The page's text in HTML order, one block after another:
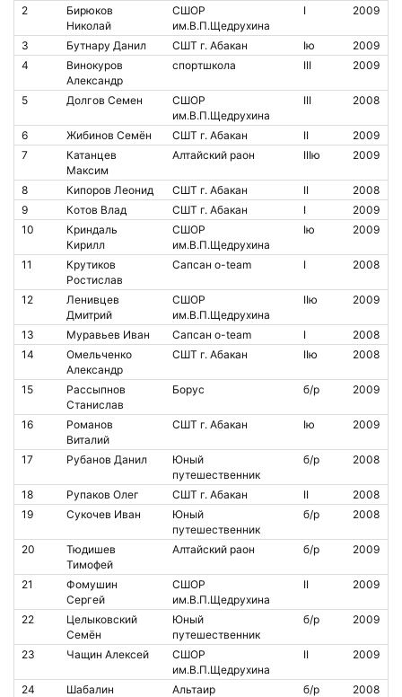
2
Бирюков
Николай
СШОР
им.В.П.Щедрухина
I 2009
3 Бутнару Данил СШТ г. Абакан Iю
2009
4
Винокуров
Александр
спортшкола III 2009
5 Долгов Семен
СШОР
им.В.П.Щедрухина
III 2008
6 Жибинов Семён СШТ г. Абакан II
2009
7
Катанцев
Максим
Алтайский раон IIIю 2009
8 Кипоров Леонид СШТ г. Абакан II
2008
9
Котов Влад СШТ г. Абакан I
2009
10
Криндаль
Кирилл
СШОР
им.В.П.Щедрухина
Iю 2009
11
Крутиков
Ростислав
Сапсан o-team I 2008
12
Ленивцев
Дмитрий
СШОР
им.В.П.Щедрухина
IIю 2009
13 Муравьев Иван Сапсан o-team I
2008
14
Омельченко
Александр
СШТ г. Абакан IIю 2008
15
Рассыпнов
Станислав
Борус б/р 2009
16
Романов
Виталий
СШТ г. Абакан Iю 2009
17 Рубанов Данил
Юный
путешественник
б/р 2008
18 Рупаков Олег СШТ г. Абакан II
2008
19
Сукочев Иван
Юный
путешественник
б/р 2008
20
Тюдишев
Тимофей
Алтайский раон б/р 2009
21
Фомушин
Сергей
СШОР
им.В.П.Щедрухина
II 2009
22
Целыковский
Семён
Юный
путешественник
б/р 2009
23 Чащин Алексей
СШОР
им.В.П.Щедрухина
II 2009
24
Шабалин
Альтаир б/р 2008